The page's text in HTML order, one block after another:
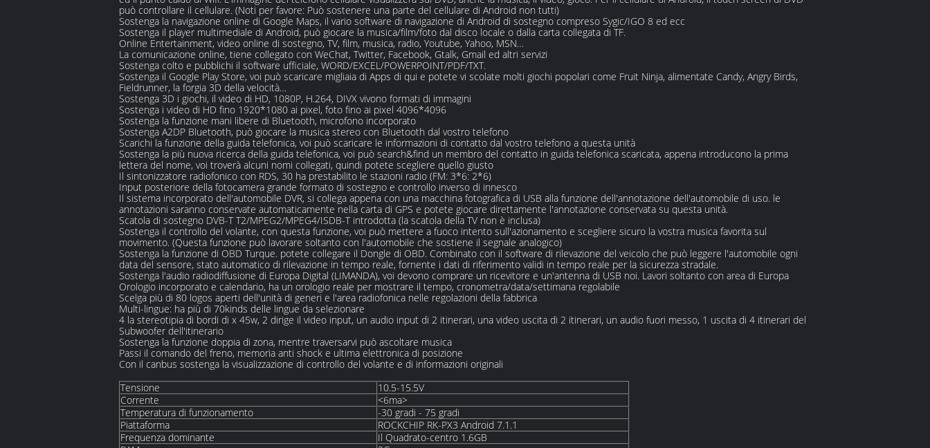
può controllare il cellulare. (Noti per favore: Può sostenere una parte del cellulare di Android non tutti)
Sostenga la navigazione online di Google Maps, il vario software di navigazione di Android di sostegno compreso Sygic/IGO 8 ed ecc
Sostenga il player multimediale di Android, può giocare la musica/film/foto dal disco locale o dalla carta collegata di TF.
Online Entertainment, video online di sostegno, TV, film, musica, radio, Youtube, Yahoo, MSN…
La comunicazione online, tiene collegato con WeChat, Twitter, Facebook, Gtalk, Gmail ed altri servizi
Sostenga colto e pubblichi il software ufficiale, WORD/EXCEL/POWERPOINT/PDF/TXT.
Sostenga il Google Play Store, voi può scaricare migliaia di Apps di qui e potete vi scolate molti giochi popolari come Fruit Ninja, alimentate Candy, Angry Birds,
Fieldrunner, la forgia 3D della velocità…
Sostenga 3D i giochi, il video di HD, 1080P, H.264, DIVX vivono formati di immagini
Sostenga i video di HD fino 1920*1080 ai pixel, foto fino ai pixel 4096*4096
Sostenga la funzione mani libere di Bluetooth, microfono incorporato
Sostenga A2DP Bluetooth, può giocare la musica stereo con Bluetooth dal vostro telefono
Scarichi la funzione della guida telefonica, voi può scaricare le informazioni di contatto dal vostro telefono a questa unità
Sostenga la più nuova ricerca della guida telefonica, voi può search&find un membro del contatto in guida telefonica scaricata, appena introducono la prima
lettera del nome, voi troverà alcuni nomi collegati, quindi potete scegliere quello giusto
Il sintonizzatore radiofonico con RDS, 30 ha prestabilito le stazioni radio (FM: 3*6: 2*6)
Input posteriore della fotocamera grande formato di sostegno e controllo inverso di innesco
Il sistema incorporato dell'automobile DVR, si collega appena con una macchina fotografica di USB alla funzione dell'annotazione dell'automobile di uso. le
annotazioni saranno conservate automaticamente nella carta di GPS e potete giocare direttamente l'annotazione conservata su questa unità.
Scatola di sostegno DVB-T T2/MPEG2/MPEG4/ISDB-T introdotta (la scatola della TV non è inclusa)
Sostenga il controllo del volante, con questa funzione, voi può mettere a fuoco intento sull'azionamento e scegliere sicuro la vostra musica favorita sul
movimento. (Questa funzione può lavorare soltanto con l'automobile che sostiene il segnale analogico)
Sostenga la funzione di OBD Turque. potete collegare il Dongle di OBD. Combinato con il software di rilevazione del veicolo che può leggere l'automobile ogni
data del sensore, stato automatico di rilevazione in tempo reale, fornente i dati di riferimento validi in tempo reale per la sicurezza stradale.
Sostenga l'audio radiodiffusione di Europa Digital (LIMANDA), voi devono comprare un ricevitore e un'antenna di USB noi. Lavori soltanto con area di Europa
Orologio incorporato e calendario, ha un orologio reale per mostrare il tempo, cronometra/data/settimana regolabile
Scelga più di 80 logos aperti dell'unità di generi e l'area radiofonica nelle regolazioni della fabbrica
Multi-lingue: ha più di 70kinds delle lingue da selezionare
4 la stereotipia di bordi di x 45w, 2 dirige il video input, un audio input di 2 itinerari, una video uscita di 2 itinerari, un audio fuori messo, 1 uscita di 4 itinerari del
Subwoofer dell'itinerario
Sostenga la funzione doppia di zona, mentre traversarvi può ascoltare musica
Passi il comando del freno, memoria anti shock e ultima elettronica di posizione
Con il canbus sostenga la visualizzazione di controllo del volante e di informazioni originali
Tensione
10.5-15.5V
Corrente
<6ma>
Temperatura di funzionamento
-30 gradi - 75 gradi
Piattaforma
ROCKCHIP RK-PX3 Android 7.1.1
Frequenza dominante
Il Quadrato-centro 1.6GB